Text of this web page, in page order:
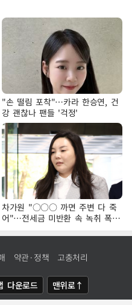
"손 떨림 포착"…카라 한승연, 건
강 괜찮나 팬들 '걱정'
차가원 "○○○ 까면 주변 다 죽
어"…전세금 미반환 속 녹취 폭로
파장
약관·정책 고충처리
다운로드 맨위로↑